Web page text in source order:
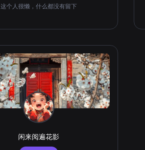
这个人很懒，什么都没有留下
闲来阅遍花影